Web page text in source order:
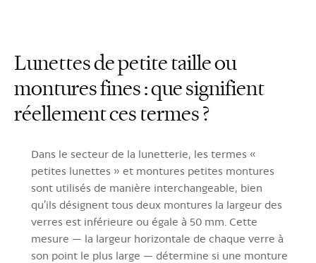
Lunettes de petite taille ou
montures fines : que signifient
réellement ces termes ?
Dans le secteur de la lunetterie, les termes «
petites lunettes » et montures petites montures
sont utilisés de manière interchangeable, bien
qu’ils désignent tous deux montures la largeur des
verres est inférieure ou égale à 50 mm. Cette
mesure — la largeur horizontale de chaque verre à
son point le plus large — détermine si une monture